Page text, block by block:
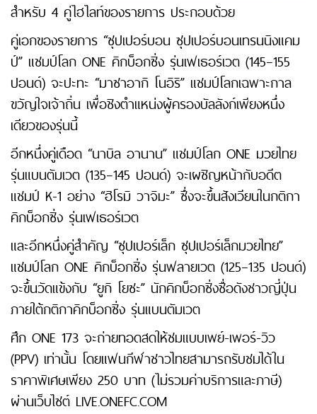
สำหรับ 4 คู่ไฮไลท์ของรายการ ประกอบด้วย
คู่เอกของรายการ “ซุปเปอร์บอน ซุปเปอร์บอนเทรนนิงแคม
ป์” แชมป์โลก ONE คิกบ็อกซิ่ง รุ่นเฟเธอร์เวต (145–155
ปอนด์) จะปะทะ “มาซาอากิ โนอิริ” แชมป์โลกเฉพาะกาล
ขวัญใจเจ้าถิ่น เพื่อชิงตำแหน่งผู้ครองบัลลังก์เพียงหนึ่ง
เดียวของรุ่นนี้
อีกหนึ่งคู่เดือด “นาบิล อานาน” แชมป์โลก ONE มวยไทย
รุ่นแบนตัมเวต (135–145 ปอนด์) จะเผชิญหน้ากับอดีต
แชมป์ K-1 อย่าง “ฮิโรมิ วาจิมะ” ซึ่งจะขึ้นสังเวียนในกติกา
คิกบ็อกซิ่ง รุ่นเฟเธอร์เวต
และอีกหนึ่งคู่สำคัญ “ซุปเปอร์เล็ก ซุปเปอร์เล็กมวยไทย”
แชมป์โลก ONE คิกบ็อกซิ่ง รุ่นฟลายเวต (125–135 ปอนด์)
จะขึ้นวัดแข้งกับ “ยูกิ โยซะ” นักคิกบ็อกซิ่งชื่อดังชาวญี่ปุ่น
ภายใต้กติกาคิกบ็อกซิ่ง รุ่นแบนตัมเวต
ศึก ONE 173 จะถ่ายทอดสดให้ชมแบบเพย์-เพอร์-วิว
(PPV) เท่านั้น โดยแฟนกีฬาชาวไทยสามารถรับชมได้ใน
ราคาพิเศษเพียง 250 บาท (ไม่รวมค่าบริการและภาษี)
ผ่านเว็บไซต์ LIVE.ONEFC.COM